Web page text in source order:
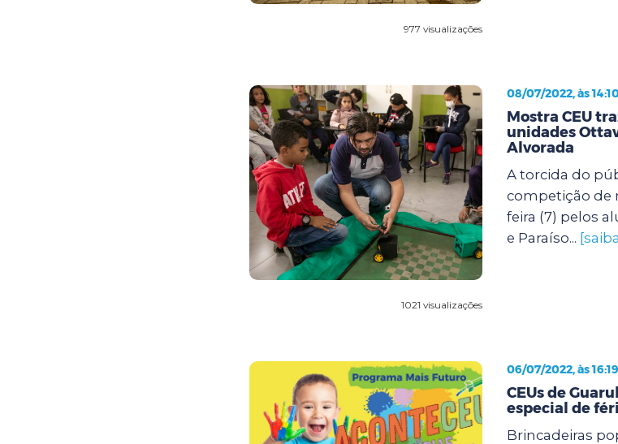
977 visualizações
1021 visualizações
08/07/2022, às
Mostra CEU
unidades
Alvorada
A torcida do
competição de
feira (7) pelos
e Paraíso...
06/07/2022, às 16:19
CEUs de
especial de
Brincadeiras